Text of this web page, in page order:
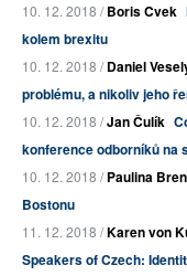
10. 12. 2018 /Boris Cvek
kolem brexitu
10. 12. 2018 /Daniel
problému, a nikoliv jeho
10. 12. 2018 /Jan Čulík
konference odborníků na
10. 12. 2018 /Paulina Bren
Bostonu
11. 12. 2018 /Karen von
Speakers of Czech: